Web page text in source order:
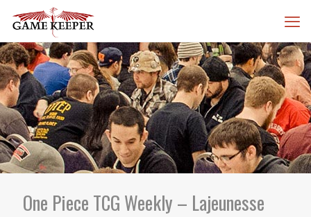
One Piece TCG Weekly – Lajeunesse